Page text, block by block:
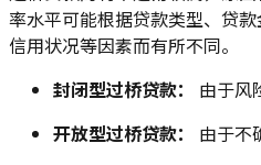
率水平可能根据贷款类型、贷
信用状况等因素而有所不同。
封闭型过桥贷款：
由于风
开放型过桥贷款：
由于不